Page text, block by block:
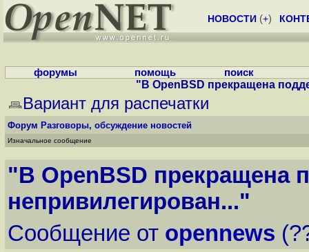
НОВОСТИ (+)
форумы помощь поиск
"В OpenBSD прекращена
Вариант для распечатки
Форум Разговоры, обсуждение новостей
Изначальное сообщение
"В OpenBSD прекращена
непривилегирован..."
Сообщение от opennews